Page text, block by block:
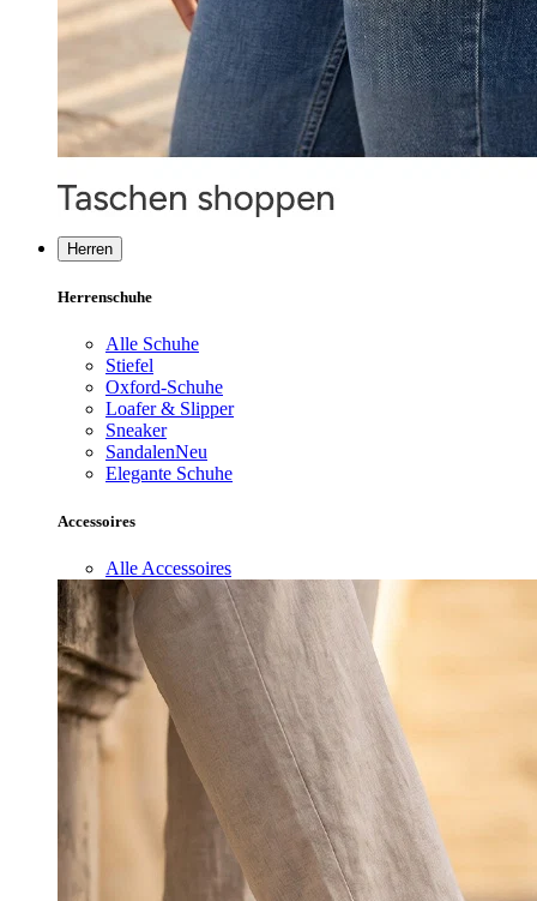
Herren
Herrenschuhe
Alle Schuhe
Stiefel
Oxford-Schuhe
Loafer & Slipper
Sneaker
SandalenNeu
Elegante Schuhe
Accessoires
Alle Accessoires